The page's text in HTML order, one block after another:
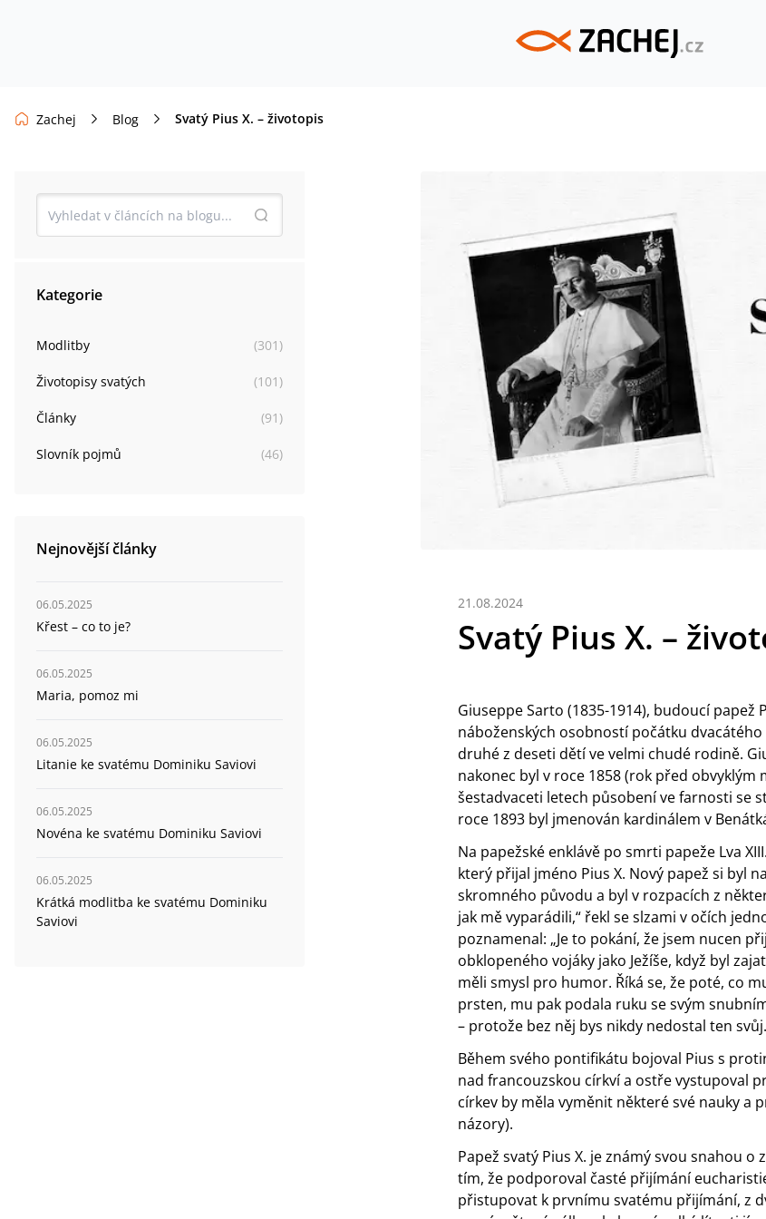
Zachej Blog Svatý Pius X. – životopis
Kategorie
Modlitby (301 )
Životopisy svatých (101 )
Články (91 )
Slovník pojmů (46)
Nejnovější články
06.05.2025
Křest – co to je?
06.05.2025
Maria, pomoz mi
06.05.2025
Litanie ke svatému Dominiku Saviovi
06.05.2025
Novéna ke svatému Dominiku Saviovi
06.05.2025
Krátká modlitba ke svatému Dominiku
Saviovi
21.08.2024
Svatý Pius X. –
Giuseppe Sarto (1835-1914), budoucí papež
náboženských osobností počátku
druhé z deseti dětí ve velmi chudé rodině.
nakonec byl v roce 1858 (rok před obvyklým
šestadvaceti letech působení ve farnosti se
roce 1893 byl jmenován kardinálem v
Na papežské enklávě po smrti papeže Lva
který přijal jméno Pius X. Nový papež si byl
skromného původu a byl v rozpacích z
jak mě vyparádili,“ řekl se slzami v očích
poznamenal: „Je to pokání, že jsem nucen
obklopeného vojáky jako Ježíše, když byl
měli smysl pro humor. Říká se, že poté, co
prsten, mu pak podala ruku se svým
– protože bez něj bys nikdy nedostal ten
Během svého pontifikátu bojoval Pius s
nad francouzskou církví a ostře vystupoval
církev by měla vyměnit některé své nauky a
názory).
Papež svatý Pius X. je známý svou snahou
tím, že podporoval časté přijímání
přistupovat k prvnímu svatému přijímání, z